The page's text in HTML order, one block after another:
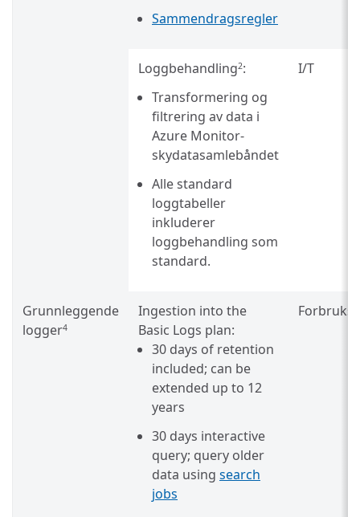
Sammendragsregler
Loggbehandling2:
Transformering og
filtrering av data i
Azure Monitor-
skydatasamlebåndet
Alle standard
loggtabeller
inkluderer
loggbehandling som
standard.
I/T
Grunnleggende
logger4
Ingestion into the
Basic Logs plan:
30 days of retention
included; can be
extended up to 12
years
30 days interactive
query; query older
data using search
jobs